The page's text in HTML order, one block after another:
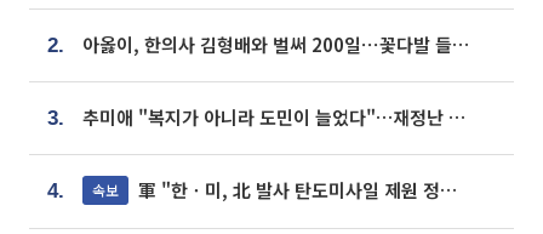
2. 아옳이, 한의사 김형배와 벌써 200일⋯꽃다발 들고 "프러포즈 아냐"
3. 추미애 "복지가 아니라 도민이 늘었다"…재정난 책임론 정면돌파
4. 속보 軍 "한ㆍ미, 北 발사 탄도미사일 제원 정밀분석 중"